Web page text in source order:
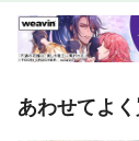
E6 株式会社メニ
「データで考え
あわせてよ